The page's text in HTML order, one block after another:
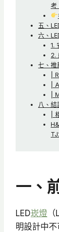
考
五、
六、
1.
2.
七、推
|
|
|
八、結
|
一、
LED崁燈
明設計中